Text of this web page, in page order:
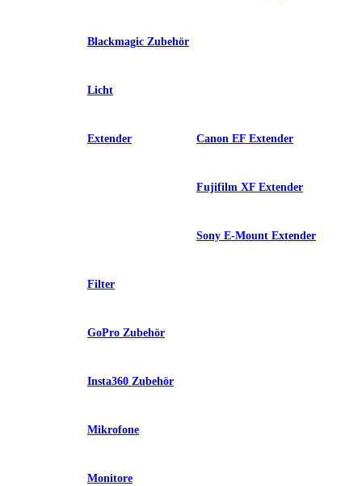
Blackmagic Zubehör
Licht
Extender Canon EF Extender
Fujifilm XF Extender
Sony E-Mount Extender
Filter
GoPro Zubehör
Insta360 Zubehör
Mikrofone
Monitore